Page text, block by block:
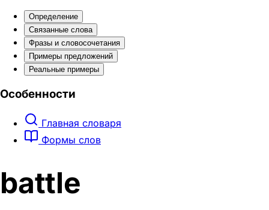
Определение
Связанные слова
Фразы и словосочетания
Примеры предложений
Реальные примеры
Особенности
Главная словаря
Формы слов
battle